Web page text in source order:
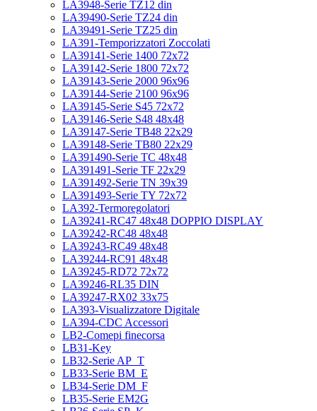
LA3948-Serie TZ12 din
LA39490-Serie TZ24 din
LA39491-Serie TZ25 din
LA391-Temporizzatori Zoccolati
LA39141-Serie 1400 72x72
LA39142-Serie 1800 72x72
LA39143-Serie 2000 96x96
LA39144-Serie 2100 96x96
LA39145-Serie S45 72x72
LA39146-Serie S48 48x48
LA39147-Serie TB48 22x29
LA39148-Serie TB80 22x29
LA391490-Serie TC 48x48
LA391491-Serie TF 22x29
LA391492-Serie TN 39x39
LA391493-Serie TY 72x72
LA392-Termoregolatori
LA39241-RC47 48x48 DOPPIO DISPLAY
LA39242-RC48 48x48
LA39243-RC49 48x48
LA39244-RC91 48x48
LA39245-RD72 72x72
LA39246-RL35 DIN
LA39247-RX02 33x75
LA393-Visualizzatore Digitale
LA394-CDC Accessori
LB2-Comepi finecorsa
LB31-Key
LB32-Serie AP_T
LB33-Serie BM_E
LB34-Serie DM_F
LB35-Serie EM2G